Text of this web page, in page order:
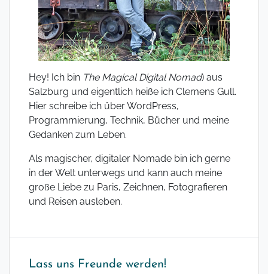
Hey! Ich bin The Magical Digital Nomad) aus
Salzburg und eigentlich heiße ich Clemens Gull.
Hier schreibe ich über WordPress,
Programmierung, Technik, Bücher und meine
Gedanken zum Leben.
Als magischer, digitaler Nomade bin ich gerne
in der Welt unterwegs und kann auch meine
große Liebe zu Paris, Zeichnen, Fotografieren
und Reisen ausleben.
Lass uns Freunde werden!